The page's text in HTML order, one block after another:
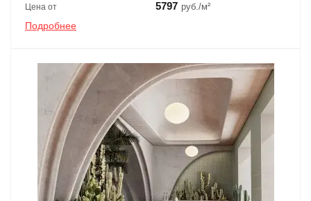
Цена от 5797 руб./м²
Подробнее